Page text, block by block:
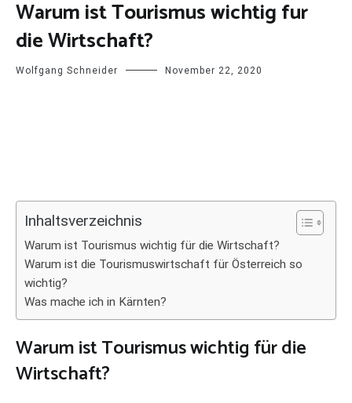
Warum ist Tourismus wichtig fur
die Wirtschaft?
Wolfgang Schneider November 22, 2020
Inhaltsverzeichnis
Warum ist Tourismus wichtig für die Wirtschaft?
Warum ist die Tourismuswirtschaft für Österreich so
wichtig?
Was mache ich in Kärnten?
Warum ist Tourismus wichtig für die
Wirtschaft?